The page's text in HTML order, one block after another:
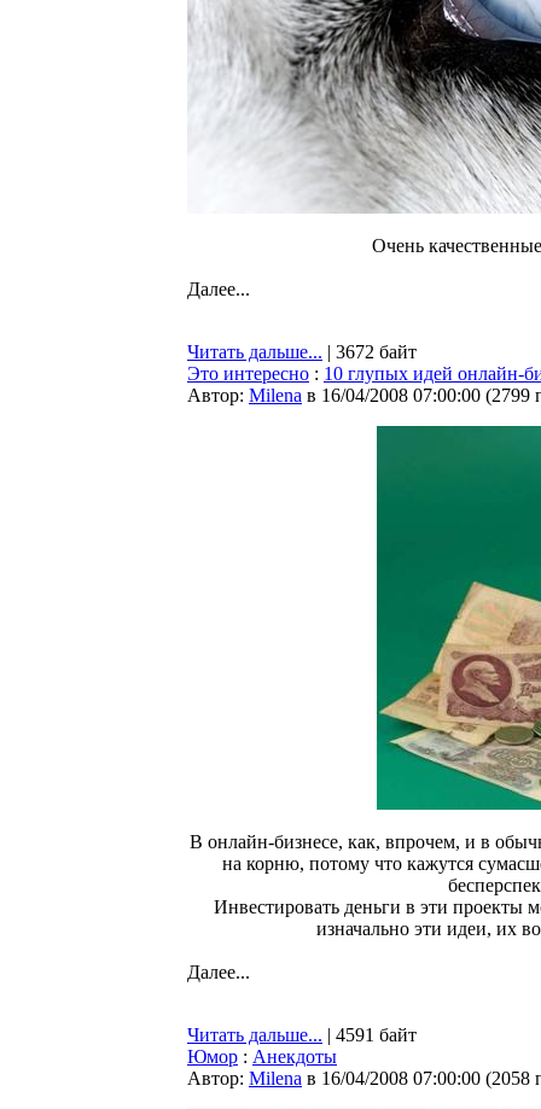
Очень
Далее...
Читать дальше... | 3672 байт
Это интересно : 10 глупых идей онлайн-
Автор: Milena в 16/04/2008 07:00:00 (2799
В онлайн-бизнесе, как, впрочем, и в
на корню, потому что кажутся
Инвестировать деньги в эти проекты
изначально эти идеи, их
Далее...
Читать дальше... | 4591 байт
Юмор : Анекдоты
Автор: Milena в 16/04/2008 07:00:00 (2058